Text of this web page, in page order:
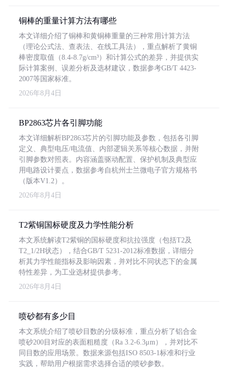
铜棒的重量计算方法有哪些
本文详细介绍了铜棒和黄铜棒重量的三种常用计算方法
（理论公式法、查表法、在线工具法），重点解析了黄铜
棒密度取值（8.4-8.7g/cm³）和计算公式的差异，并提供实
际计算案例、误差分析及选材建议，数据参考GB/T 4423-
2007等国家标准。
2026年8月4日
BP2863芯片各引脚功能
本文详细解析BP2863芯片的引脚功能及参数，包括各引脚
定义、典型电压/电流值、内部逻辑关系等核心数据，并附
引脚参数对照表。内容涵盖驱动配置、保护机制及典型应
用电路设计要点，数据参考自杭州士兰微电子官方规格书
（版本V1.2）。
2026年8月4日
T2紫铜国标硬度及力学性能分析
本文系统解读T2紫铜的国标硬度和抗拉强度（包括T2及
T2_1/2H状态），结合GB/T 5231-2012标准数据，详细分
析其力学性能指标及影响因素，并对比不同状态下的金属
特性差异，为工业选材提供参考。
2026年8月4日
喷砂都有多少目
本文系统介绍了喷砂目数的分级标准，重点分析了铝合金
喷砂200目对应的表面粗糙度（Ra 3.2-6.3μm），并对比不
同目数的应用场景。数据来源包括ISO 8503-1标准和行业
实践，帮助用户根据需求选择合适的喷砂参数。